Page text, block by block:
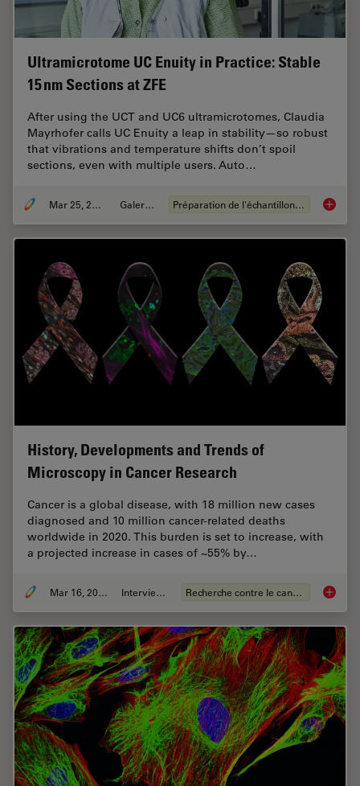
Ultramicrotome UC Enuity in Practice: Stable
15 nm Sections at ZFE
After using the UCT and UC6 ultramicrotomes, Claudia
Mayrhofer calls UC Enuity a leap in stability—so robust
that vibrations and temperature shifts don’t spoil
sections, even with multiple users. Auto…
Mar 25, 2026 Galeries Préparation de l'échantillon EM
History, Developments and Trends of
Microscopy in Cancer Research
Cancer is a global disease, with 18 million new cases
diagnosed and 10 million cancer-related deaths
worldwide in 2020. This burden is set to increase, with
a projected increase in cases of ~55% by…
Mar 16, 2026 Interviews Recherche contre le cancer